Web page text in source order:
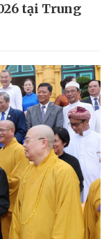
tại Trung